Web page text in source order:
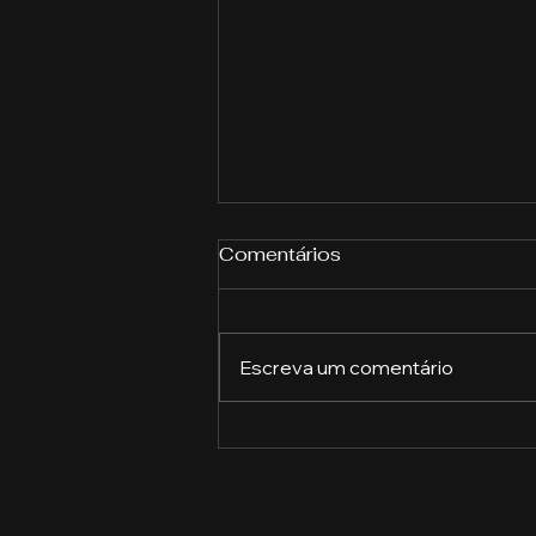
Comentários
Escreva um comentário